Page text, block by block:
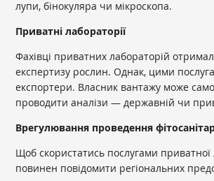
лупи, бінокуляра чи мікроскопа.
Приватні лабораторії
Фахівці приватних лабораторій
експертизу рослин. Однак, цими
експортери. Власник вантажу може
проводити аналізи — державній чи
Врегулювання проведення
Щоб скористатись послугами приватної
повинен повідомити регіональних